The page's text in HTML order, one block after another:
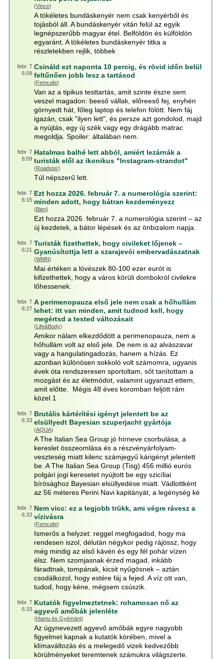
(Vince)
A tökéletes bundáskenyér nem csak kenyérből és
tojásból áll. A bundáskenyér vitán felül az egyik
legnépszerűbb magyar étel. Belföldön és külföldön
egyaránt. A tökéletes bundáskenyér titka a
részletekben rejlik, többek
febr. 7
6:09
Csináld ezt naponta 10 percig, és rövid időn belül
feltűnően jobb lesz a tartásod
(Femcafe)
Van az a tipikus testtartás, amit szinte észre sem
veszel magadon: beeső vállak, előreeső fej, enyhén
görnyedt hát, főleg laptop és telefon fölött. Nem fáj
igazán, csak "ilyen lett", és persze azt gondolod, majd
a nyújtás, egy új szék vagy egy drágább matrac
megoldja. Spoiler: általában nem.
febr. 7
6:09
Hatalmas balhé lett abból, amiért lezárnák a
turisták elől az ikonikus "Instagram-strandot"
(Roadster)
Túl népszerű lett.
febr. 7
6:15
Ezt hozza 2026. február 7. a numerológia szerint:
minden adott, hogy bátran kezdeményezz
(Bien)
Ezt hozza 2026. február 7. a numerológia szerint – az
új kezdetek, a bátor lépések és az önbizalom napja.
febr. 7
6:21
Turisták fizethettek, hogy civileket lőjenek –
Gyanúsítottja lett a szarajevói embervadászatnak
(WMN)
Mai értéken a lövészek 80-100 ezer eurót is
kifizethettek, hogy a város körüli dombokról civilekre
lőhessenek.
febr. 7
6:27
A perimenopauza első jele nem csak a hőhullám
lehet: itt van minden, amit tudnod kell, hogy
megértsd a tested változásait
(Life&Body)
Amikor nálam elkezdődött a perimenopauza, nem a
hőhullám volt az első jele. De nem is az alvászavar
vagy a hangulatingadozás, hanem a hízás. Ez
azonban különösen sokkoló volt számomra, ugyanis
évek óta rendszeresen sportoltam, sőt tanítottam a
mozgást és az életmódot, valamint ugyanazt ettem,
amit előtte. Mégis 48 éves koromban feljött rám
közel 1
febr. 7
6:33
Brutális kártérítési igényt jelentett be az
elsüllyedt Bayesian szuperjacht gyártója
(AQUA)
A The Italian Sea Group jó hírneve csorbulása, a
kereslet összeomlása és a részvényárfolyam-
veszteség miatt kilenc számjegyű kárigényt jelentett
be. A The Italian Sea Group (Tisg) 456 millió eurós
polgári jogi keresetet nyújtott be egy szicíliai
bírósághoz Bayesian elsüllyedése miatt. Vádlottként
az 56 méteres Perini Navi kapitányát, a legénység ké
febr. 7
6:33
Nem vicc: ez a legjobb trükk, ami végre rávesz a
vízivásra
(Femcafe)
Ismerős a helyzet: reggel megfogadod, hogy ma
rendesen iszol, délután négykor pedig rájössz, hogy
még mindig az első kávén és egy fél pohár vízen
élsz. Nem szomjasnak érzed magad, inkább
fáradtnak, tompának, kicsit nyűgösnek – aztán
csodálkozol, hogy estére fáj a fejed. A víz ott van,
tudod, hogy kéne, mégsem csúszik.
febr. 7
6:33
Kutatók figyelmeztetnek: rohamosan nő az
agyevő amőbák jelenléte
(Hamu és Gyémánt)
Az úgynevezett agy­evő amőbák egyre nagyobb
figyelmet kapnak a kutatók körében, mivel a
klímaváltozás és a melegedő vizek kedvezőbb
körülményeket teremtenek számukra világszerte.